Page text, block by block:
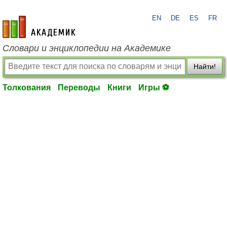
academic.ru
EN DE ES FR
Словари и энциклопедии на Академике
Найти!
Толкования Переводы Книги Игры ⚽